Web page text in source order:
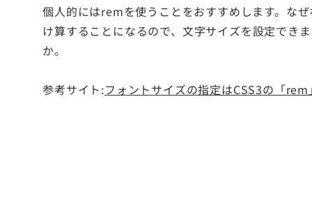
個人的にはremを使うことをおすすめします。な
け算することになるので、文字サイズを設定でき
か。
参考サイト:フォントサイズの指定はCSS3の「